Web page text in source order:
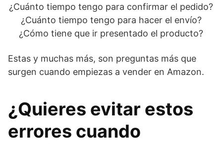
¿Cuánto tiempo tengo para confirmar el pedido?
¿Cuánto tiempo tengo para hacer el envío?
¿Cómo tiene que ir presentado el producto?
Estas y muchas más, son preguntas más que
surgen cuando empiezas a vender en Amazon.
¿Quieres evitar estos
errores cuando